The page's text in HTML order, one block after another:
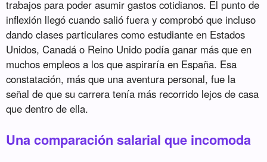
trabajos para poder asumir gastos cotidianos. El punto de
inflexión llegó cuando salió fuera y comprobó que incluso
dando clases particulares como estudiante en Estados
Unidos, Canadá o Reino Unido podía ganar más que en
muchos empleos a los que aspiraría en España. Esa
constatación, más que una aventura personal, fue la
señal de que su carrera tenía más recorrido lejos de casa
que dentro de ella.
Una comparación salarial que incomoda